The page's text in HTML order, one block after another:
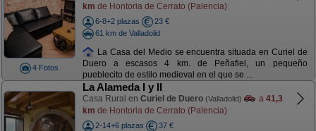
4 Fotos
km de Hontoria de Cerrato (Palencia)
6-8+2 plazas
23 €
61 km de Valladolid
La Casa del Medio se encuentra situada en Curiel de
Duero a escasos 4 km. de Peñafiel, un pequeño
pueblecito de estilo medieval en el que se ...
La Alameda I y II
Casa Rural en Curiel de Duero (Valladolid) a 41,3
km de Hontoria de Cerrato (Palencia)
2-14+6 plazas
37 €